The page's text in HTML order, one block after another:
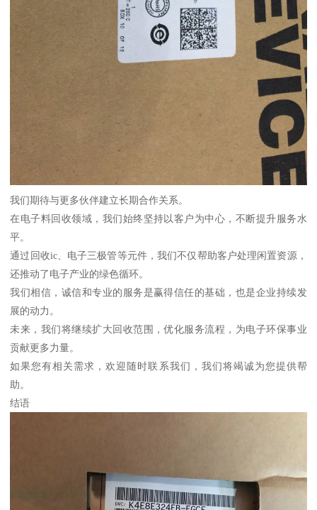
我们期待与更多伙伴建立长期合作关系。
在电子料回收领域，我们始终坚持以客户为中心，不断提升服务水
平。
通过回收ic、电子三极管等元件，我们不仅帮助客户处理闲置资源，
还推动了电子产业的绿色循环。
我们相信，诚信和专业的服务是赢得信任的基础，也是企业持续发
展的动力。
未来，我们将继续扩大回收范围，优化服务流程，为电子环保事业
贡献更多力量。
如果您有相关需求，欢迎随时联系我们，我们将竭诚为您提供帮
助。
结语